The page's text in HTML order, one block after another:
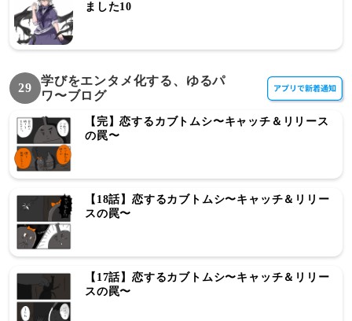
ました10
29
学びをエンタメ化する、ゆるパ
ワ〜ブログ
【完】恋するカブトムシ〜キャッチ＆リリース
の罠〜
【18話】恋するカブトムシ〜キャッチ＆リリー
スの罠〜
【17話】恋するカブトムシ〜キャッチ＆リリー
スの罠〜